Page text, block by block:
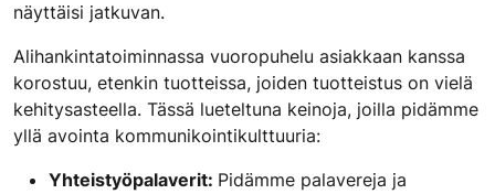
näyttäisi jatkuvan.
Alihankintatoiminnassa vuoropuhelu asiakkaan kanssa
korostuu, etenkin tuotteissa, joiden tuotteistus on vielä
kehitysasteella. Tässä lueteltuna keinoja, joilla pidämme
yllä avointa kommunikointikulttuuria:
Yhteistyöpalaverit: Pidämme palavereja ja